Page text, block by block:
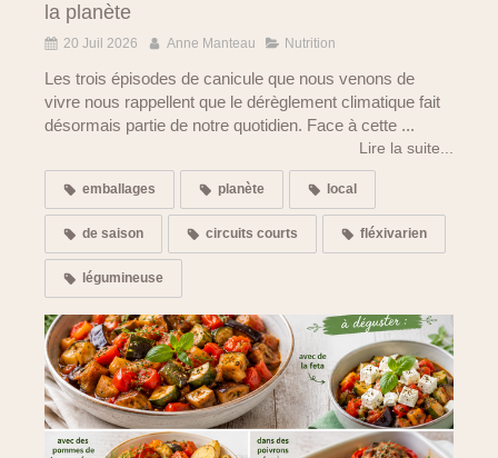
la planète
20 Juil 2026 Anne Manteau Nutrition
Les trois épisodes de canicule que nous venons de
vivre nous rappellent que le dérèglement climatique fait
désormais partie de notre quotidien. Face à cette ...
Lire la suite...
emballages planète local
de saison circuits courts fléxivarien
légumineuse